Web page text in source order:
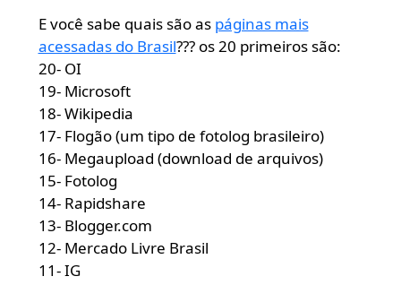
E você sabe quais são as páginas mais
acessadas do Brasil??? os 20 primeiros são:
20- OI
19- Microsoft
18- Wikipedia
17- Flogão (um tipo de fotolog brasileiro)
16- Megaupload (download de arquivos)
15- Fotolog
14- Rapidshare
13- Blogger.com
12- Mercado Livre Brasil
11- IG